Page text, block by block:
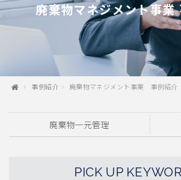
廃棄物マネジメント事業
事例紹介 廃棄物マネジメント事業 事例紹介
廃棄物一元管理
PICK UP